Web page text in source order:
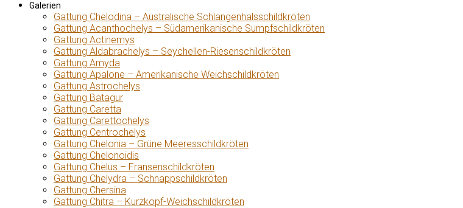
Galerien
Gattung Chelodina – Australische Schlangenhalsschildkröten
Gattung Acanthochelys – Südamerikanische Sumpfschildkröten
Gattung Actinemys
Gattung Aldabrachelys – Seychellen-Riesenschildkröten
Gattung Amyda
Gattung Apalone – Amerikanische Weichschildkröten
Gattung Astrochelys
Gattung Batagur
Gattung Caretta
Gattung Carettochelys
Gattung Centrochelys
Gattung Chelonia – Grüne Meeresschildkröten
Gattung Chelonoidis
Gattung Chelus – Fransenschildkröten
Gattung Chelydra – Schnappschildkröten
Gattung Chersina
Gattung Chitra – Kurzkopf-Weichschildkröten